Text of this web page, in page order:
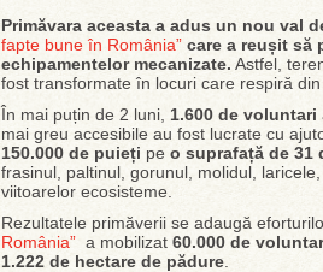
Primăvara aceasta a adus un nou val
fapte bune în România” care a reușit să
echipamentelor mecanizate. Astfel,
fost transformate în locuri care respiră din
În mai puțin de 2 luni, 1.600 de voluntari
mai greu accesibile au fost lucrate cu
150.000 de puieți pe o suprafață de 31
frasinul, paltinul, gorunul, molidul,
viitoarelor ecosisteme.
Rezultatele primăverii se adaugă
România” a mobilizat 60.000 de
1.222 de hectare de pădure